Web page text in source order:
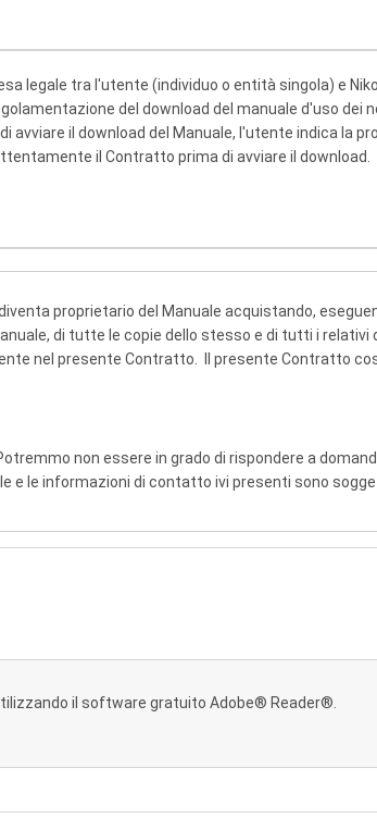
legale tra l'utente (individuo o entità singola) e
del download del manuale d'uso dei
avviare il download del Manuale, l'utente indica la
il Contratto prima di avviare il download.
proprietario del Manuale acquistando,
di tutte le copie dello stesso e di tutti i relativi
nel presente Contratto. Il presente Contratto
non essere in grado di rispondere a
e le informazioni di contatto ivi presenti sono
e dai trattati internazionali in materia di
sulla proprietà presente nell'originale.
NEL MANUALE. L'UTENTE NON PUÒ CEDERE O
PRESTARE, RIVENDERE, DISTRIBUIRE, METTERE IN
il software gratuito Adobe® Reader®.